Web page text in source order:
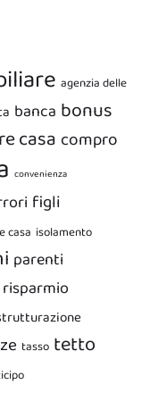
agenzia delle
banca bonus
casa compro
convenienza
figli
casa isolamento
parenti
risparmio
tasso tetto